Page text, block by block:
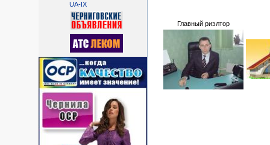
UA-IX
Главный риэлтор